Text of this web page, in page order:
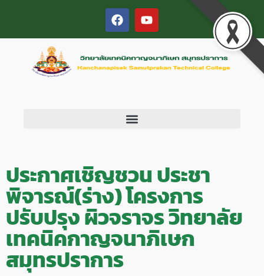
ประกาศเชิญชวน ประชา
พิจารณ์(ร่าง) โครงการ
ปรับปรุง ผิวจราจร วิทยาลัย
เทคนิคกาญจนาภิเษก
สมุทรปราการ